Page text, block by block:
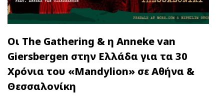
Οι The Gathering & η Anneke van
Giersbergen στην Ελλάδα για τα 30
Χρόνια του «Mandylion» σε Αθήνα &
Θεσσαλονίκη